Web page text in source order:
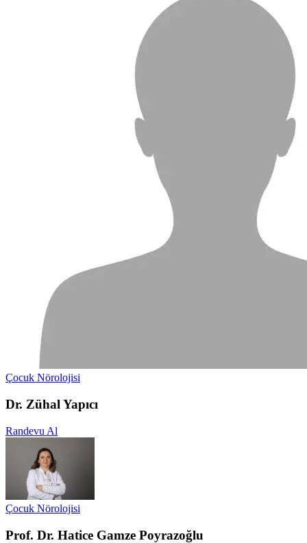
Çocuk Nörolojisi
Dr. Zühal Yapıcı
Randevu Al
Çocuk Nörolojisi
Prof. Dr. Hatice Gamze Poyrazoğlu